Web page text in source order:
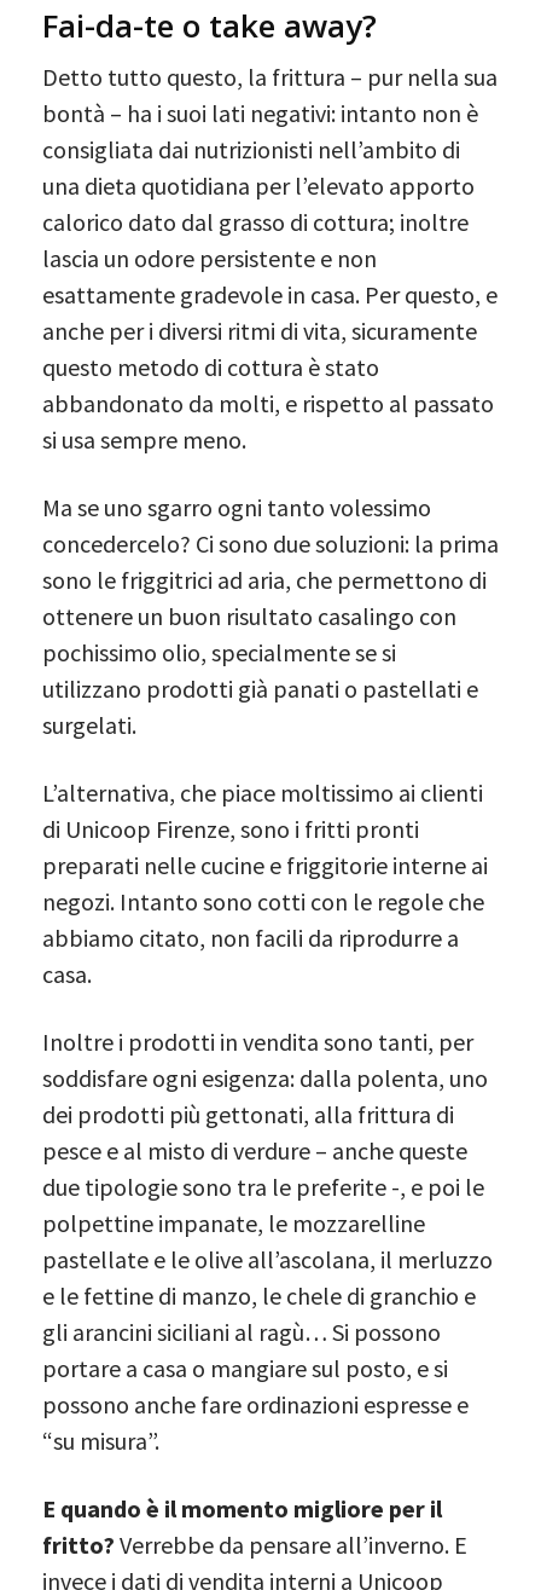
Fai-da-te o take away?
Detto tutto questo, la frittura – pur nella sua
bontà – ha i suoi lati negativi: intanto non è
consigliata dai nutrizionisti nell’ambito di
una dieta quotidiana per l’elevato apporto
calorico dato dal grasso di cottura; inoltre
lascia un odore persistente e non
esattamente gradevole in casa. Per questo, e
anche per i diversi ritmi di vita, sicuramente
questo metodo di cottura è stato
abbandonato da molti, e rispetto al passato
si usa sempre meno.
Ma se uno sgarro ogni tanto volessimo
concedercelo? Ci sono due soluzioni: la prima
sono le friggitrici ad aria, che permettono di
ottenere un buon risultato casalingo con
pochissimo olio, specialmente se si
utilizzano prodotti già panati o pastellati e
surgelati.
L’alternativa, che piace moltissimo ai clienti
di Unicoop Firenze, sono i fritti pronti
preparati nelle cucine e friggitorie interne ai
negozi. Intanto sono cotti con le regole che
abbiamo citato, non facili da riprodurre a
casa.
Inoltre i prodotti in vendita sono tanti, per
soddisfare ogni esigenza: dalla polenta, uno
dei prodotti più gettonati, alla frittura di
pesce e al misto di verdure – anche queste
due tipologie sono tra le preferite -, e poi le
polpettine impanate, le mozzarelline
pastellate e le olive all’ascolana, il merluzzo
e le fettine di manzo, le chele di granchio e
gli arancini siciliani al ragù… Si possono
portare a casa o mangiare sul posto, e si
possono anche fare ordinazioni espresse e
“su misura”.
E quando è il momento migliore per il
fritto? Verrebbe da pensare all’inverno. E
invece i dati di vendita interni a Unicoop